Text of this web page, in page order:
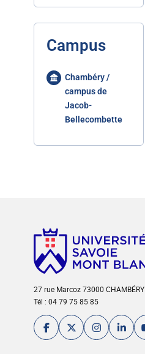
Campus
Chambéry /
campus de
Jacob-
Bellecombette
27 rue Marcoz 73000 CHAMBÉRY
Tél : 04 79 75 85 85